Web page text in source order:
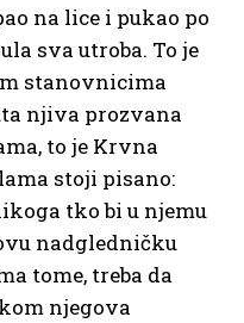
na lice i pukao po
sva utroba. To je
stanovnicima
njiva prozvana
to je Krvna
stoji pisano:
tko bi u njemu
nadgledničku
tome, treba da
njegova